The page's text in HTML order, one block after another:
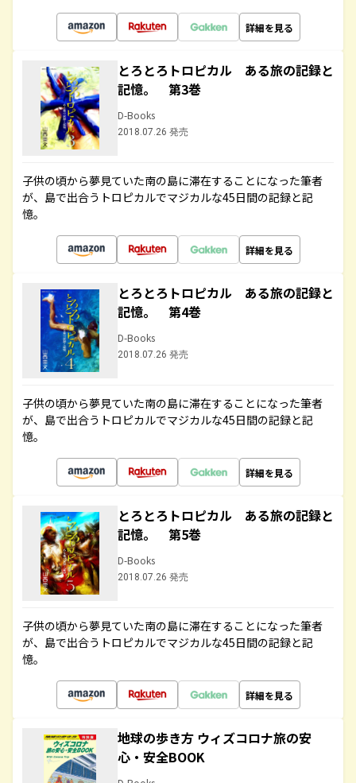
詳細を見る
とろとろトロピカル ある旅の記録と
記憶。 第3巻
D-Books
2018.07.26 発売
子供の頃から夢見ていた南の島に滞在することになった筆者
が、島で出合うトロピカルでマジカルな45日間の記録と記
憶。
詳細を見る
とろとろトロピカル ある旅の記録と
記憶。 第4巻
D-Books
2018.07.26 発売
子供の頃から夢見ていた南の島に滞在することになった筆者
が、島で出合うトロピカルでマジカルな45日間の記録と記
憶。
詳細を見る
とろとろトロピカル ある旅の記録と
記憶。 第5巻
D-Books
2018.07.26 発売
子供の頃から夢見ていた南の島に滞在することになった筆者
が、島で出合うトロピカルでマジカルな45日間の記録と記
憶。
詳細を見る
地球の歩き方 ウィズコロナ旅の安
心・安全BOOK